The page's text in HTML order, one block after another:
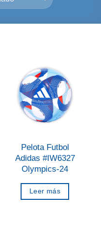
Pelota Futbol
Adidas #IW6327
Olympics-24
Leer más